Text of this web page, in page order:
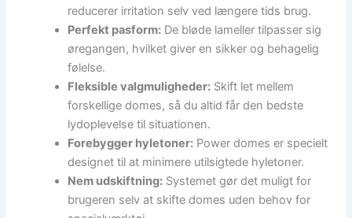
reducerer irritation selv ved længere tids brug.
Perfekt pasform: De bløde lameller tilpasser sig
øregangen, hvilket giver en sikker og behagelig
følelse.
Fleksible valgmuligheder: Skift let mellem
forskellige domes, så du altid får den bedste
lydoplevelse til situationen.
Forebygger hyletoner: Power domes er specielt
designet til at minimere utilsigtede hyletoner.
Nem udskiftning: Systemet gør det muligt for
brugeren selv at skifte domes uden behov for